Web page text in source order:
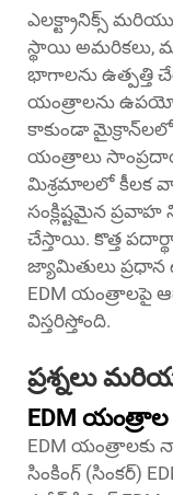
ఎలక్ట్రానిక్స్ మరియు
స్థాయి అమరికలు,
భాగాలను ఉత్పత్తి
యంత్రాలను
కాకుండా మైక్రాన్‌లలో
యంత్రాలు
మిశ్రమాలలో కీలక
సంక్లిష్టమైన
చేస్తాయి. కొత్త
జ్యామితులు ప్రధాన
EDM యంత్రాలపై
విస్తరిస్తోంది.
ప్రశ్నలు
EDM యంత్రాల
EDM యంత్రాలకు
సింకింగ్ (సింకర్)